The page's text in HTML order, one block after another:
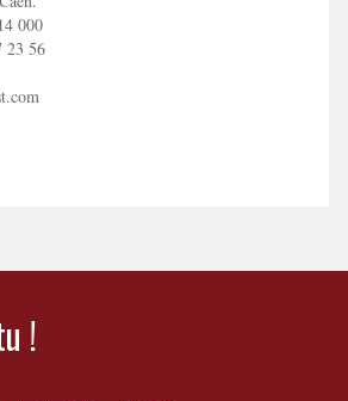
000
23 56
!